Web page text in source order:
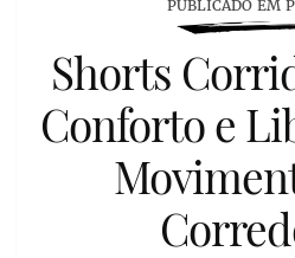
PUBLICADO EM
Shorts
Conforto e